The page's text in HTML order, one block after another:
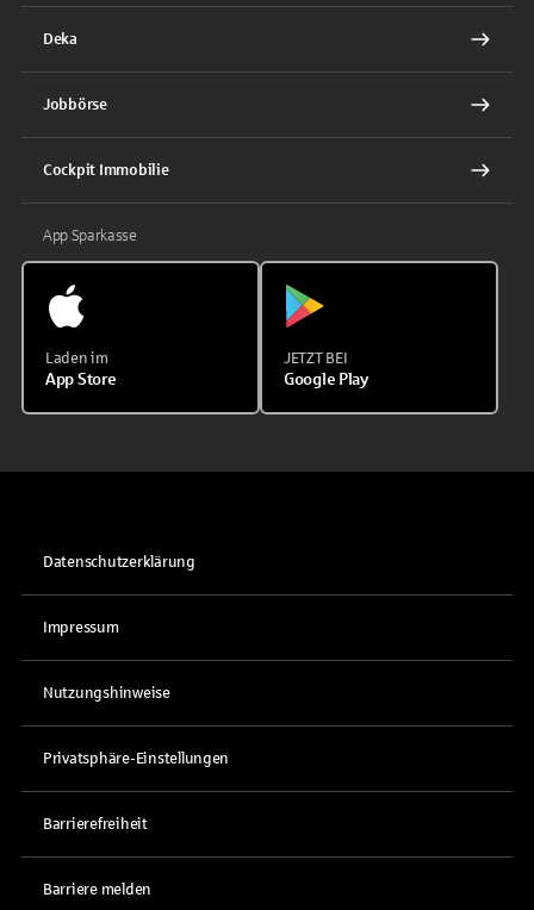
Deka
Jobbörse
Cockpit Immobilie
App Sparkasse
Laden im
App Store
JETZT BEI
Google Play
Datenschutzerklärung
Impressum
Nutzungshinweise
Privatsphäre-Einstellungen
Barrierefreiheit
Barriere melden